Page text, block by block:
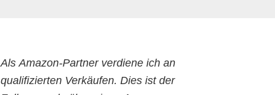
Als Amazon-Partner verdiene ich an
qualifizierten Verkäufen. Dies ist der